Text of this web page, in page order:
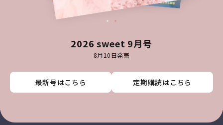
2026 sweet 9月号
8月10日発売
最新号はこちら 定期購読はこちら
最新号はこちら 定期購読はこちら
最新号はこちら 定期購読はこちら
最新号はこちら 定期購読はこちら